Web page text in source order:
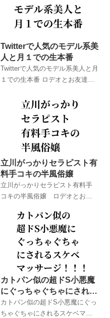
ニング体験談！
Twitterで人気のモデル系美
人と月１での生本番
Twitterで人気のモデル系美人と月
１での生本番 ロデオとお友達が
のハプニング体験談！
立川がっかりセラピスト有
料手コキの半風俗嬢
立川がっかりセラピスト有料手
コキの半風俗嬢 ロデオとお友
テでのハプニング体験談！
カトパン似の超ドS小悪魔
にぐっちゃぐちゃにされる
スケベマッサージ！！！
カトパン似の超ドS小悪魔にぐっ
ちゃぐちゃにされるスケベマッ